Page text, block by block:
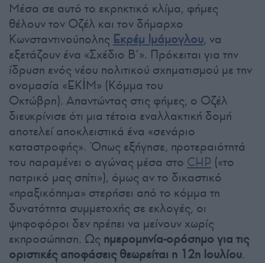
Μέσα σε αυτό το εκρηκτικό κλίμα, φήμες
θέλουν τον Οζέλ και τον δήμαρχο
Κωνσταντινούπολης Εκρέμ Ιμάμογλου, να
εξετάζουν ένα «Σχέδιο Β’». Πρόκειται για την
ίδρυση ενός νέου πολιτικού σχηματισμού με την
ονομασία «EKİM» (Κόμμα του
Οκτώβρη). Απαντώντας στις φήμες, ο Οζέλ
διευκρίνισε ότι μια τέτοια εναλλακτική δομή
αποτελεί αποκλειστικά ένα «σενάριο
καταστροφής». Όπως εξήγησε, προτεραιότητά
του παραμένει ο αγώνας μέσα στο CHP («το
πατρικό μας σπίτι»), όμως αν το δικαστικό
«πραξικόπημα» στερήσει από το κόμμα τη
δυνατότητα συμμετοχής σε εκλογές, οι
ψηφοφόροι δεν πρέπει να μείνουν χωρίς
εκπροσώπηση. Ως ημερομηνία-ορόσημο για τις
οριστικές αποφάσεις θεωρείται η 12η Ιουλίου.